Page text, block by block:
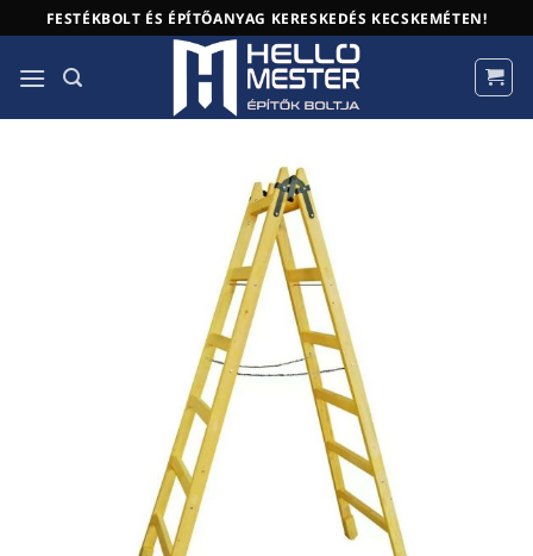
to
content
FESTÉKBOLT ÉS ÉPÍTŐANYAG KERESKEDÉS KECSKEMÉTEN!